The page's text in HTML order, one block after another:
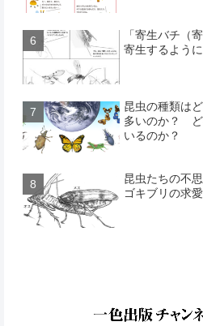
「寄生バチ（
寄生するよう
昆虫の種類は
多いのか？ ど
いるのか？
昆虫たちの不
ゴキブリの求愛